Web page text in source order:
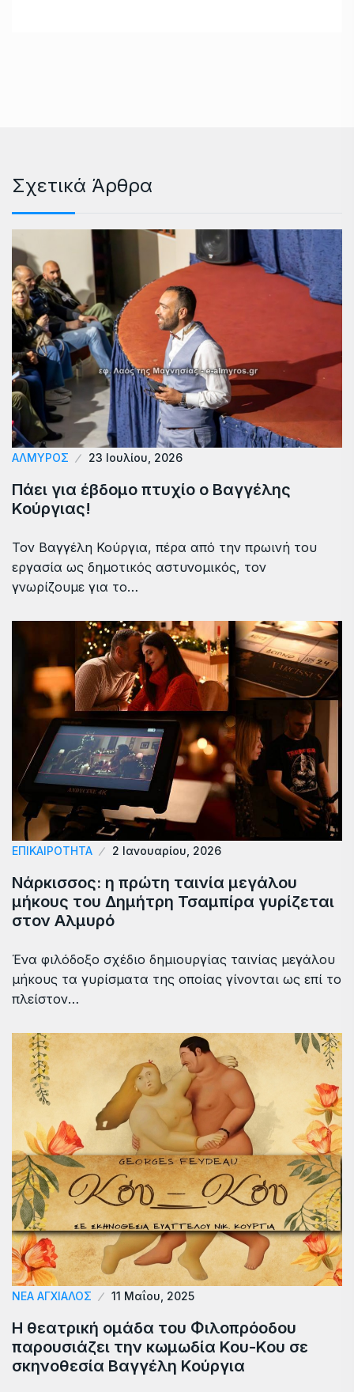
Σχετικά Άρθρα
ΑΛΜΥΡΟΣ 23 Ιουλίου, 2026
Πάει για έβδομο πτυχίο ο Βαγγέλης
Κούργιας!
Τον Βαγγέλη Κούργια, πέρα από την πρωινή του
εργασία ως δημοτικός αστυνομικός, τον
γνωρίζουμε για το…
ΕΠΙΚΑΙΡΟΤΗΤΑ 2 Ιανουαρίου, 2026
Νάρκισσος: η πρώτη ταινία μεγάλου
μήκους του Δημήτρη Τσαμπίρα γυρίζεται
στον Αλμυρό
Ένα φιλόδοξο σχέδιο δημιουργίας ταινίας μεγάλου
μήκους τα γυρίσματα της οποίας γίνονται ως επί το
πλείστον…
ΝΈΑ ΑΓΧΊΑΛΟΣ 11 Μαΐου, 2025
Η θεατρική ομάδα του Φιλοπρόοδου
παρουσιάζει την κωμωδία Κου-Κου σε
σκηνοθεσία Βαγγέλη Κούργια